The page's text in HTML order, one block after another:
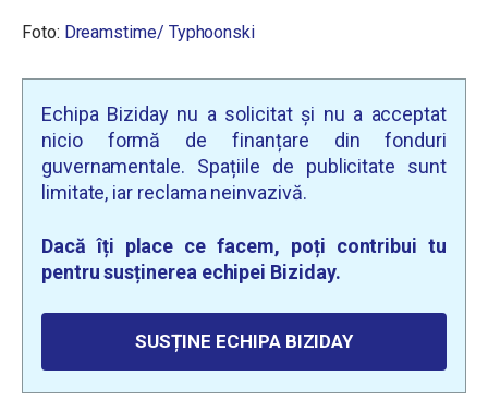
Foto: Dreamstime/ Typhoonski
Echipa Biziday nu a solicitat și nu a acceptat
nicio formă de finanțare din fonduri
guvernamentale. Spațiile de publicitate sunt
limitate, iar reclama neinvazivă.
Dacă îți place ce facem, poți contribui tu
pentru susținerea echipei Biziday.
SUSȚINE ECHIPA BIZIDAY